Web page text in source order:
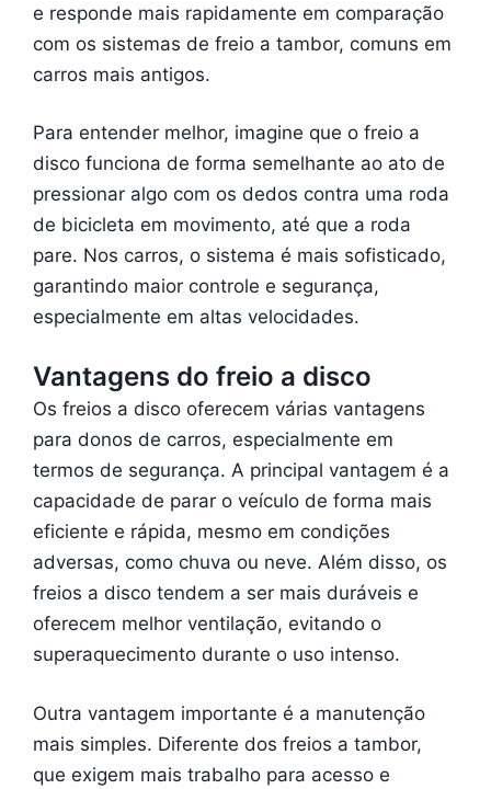
e responde mais rapidamente em comparação
com os sistemas de freio a tambor, comuns em
carros mais antigos.
Para entender melhor, imagine que o freio a
disco funciona de forma semelhante ao ato de
pressionar algo com os dedos contra uma roda
de bicicleta em movimento, até que a roda
pare. Nos carros, o sistema é mais sofisticado,
garantindo maior controle e segurança,
especialmente em altas velocidades.
Vantagens do freio a disco
Os freios a disco oferecem várias vantagens
para donos de carros, especialmente em
termos de segurança. A principal vantagem é a
capacidade de parar o veículo de forma mais
eficiente e rápida, mesmo em condições
adversas, como chuva ou neve. Além disso, os
freios a disco tendem a ser mais duráveis e
oferecem melhor ventilação, evitando o
superaquecimento durante o uso intenso.
Outra vantagem importante é a manutenção
mais simples. Diferente dos freios a tambor,
que exigem mais trabalho para acesso e